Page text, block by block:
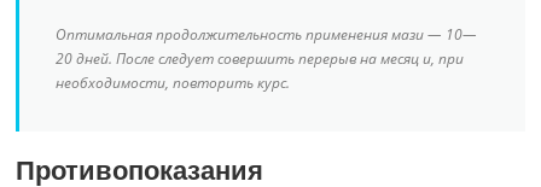
Оптимальная продолжительность применения мази — 10—
20 дней. После следует совершить перерыв на месяц и, при
необходимости, повторить курс.
Противопоказания